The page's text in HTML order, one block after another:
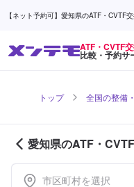
【ネット予約可】愛知県のATF・CVTF
ATF・CVTF
比較・予約サ
トップ 全国の整備
愛知県のATF・
舗紹介 (1ページ目)
市区町村を選択